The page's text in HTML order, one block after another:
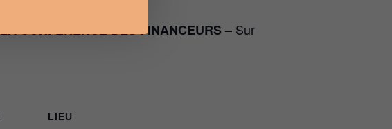
CONFÉRENCE DES FINANCEURS – Sur
LIEU